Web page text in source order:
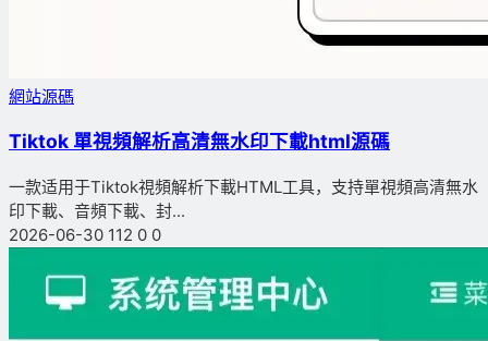
網站源碼
Tiktok 單視頻解析高清無水印下載html源碼
一款适用于Tiktok視頻解析下載HTML工具，支持單視頻高清無水
印下載、音頻下載、封...
2026-06-30 112 0 0